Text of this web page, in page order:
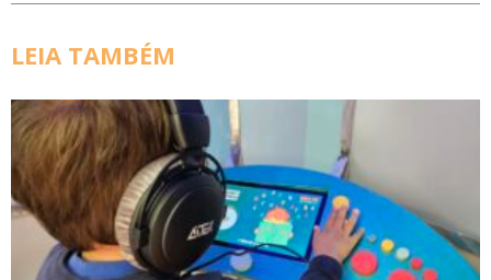
LEIA TAMBÉM